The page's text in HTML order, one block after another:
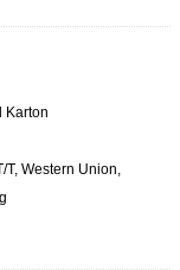
Karton
T, Western Union,